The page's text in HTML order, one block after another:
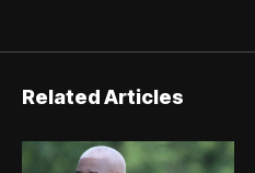
Related Articles